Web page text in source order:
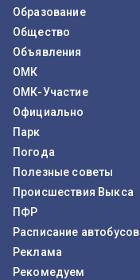
Образование
Общество
Объявления
ОМК
ОМК-Участие
Официально
Парк
Погода
Полезные советы
Происшествия Выкса
ПФР
Расписание автобусов
Реклама
Рекомедуем